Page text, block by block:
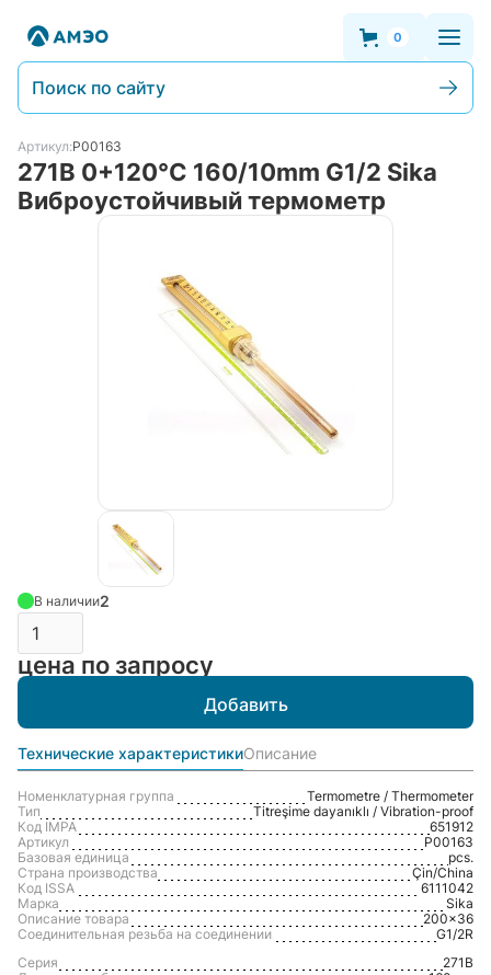
0
Поиск по сайту
Артикул:P00163
271B 0+120°С 160/10mm G1/2 Sika
Виброустойчивый термометр
В наличии2
цена по запросу
Технические характеристикиОписание
Номенклатурная группа
Termometre / Thermometer
Тип
Titreşime dayanıklı / Vibration-proof
Код IMPA
651912
Артикул
P00163
Базовая единица
pcs.
Страна производства
Çin/Сhina
Код ISSA
6111042
Марка
Sika
Описание товара
200x36
Соединительная резьба на соединении
G1/2R
Серия
271B